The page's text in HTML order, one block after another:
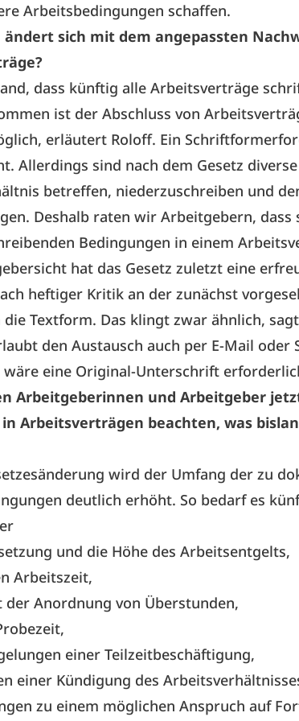
Arbeitsbedingungen schaffen.
ändert sich mit dem angepassten
dass künftig alle Arbeitsverträge
ist der Abschluss von
erläutert Roloff. Ein
Allerdings sind nach dem Gesetz
betreffen, niederzuschreiben und
Deshalb raten wir Arbeitgebern, dass
Bedingungen in einem
hat das Gesetz zuletzt eine
heftiger Kritik an der zunächst
Textform. Das klingt zwar ähnlich,
den Austausch auch per E-Mail oder
eine Original-Unterschrift
Arbeitgeberinnen und Arbeitgeber
Arbeitsverträgen beachten, was
wird der Umfang der zu
deutlich erhöht. So bedarf es
und die Höhe des Arbeitsentgelts,
Arbeitszeit,
der Anordnung von Überstunden,
einer Teilzeitbeschäftigung,
einer Kündigung des
zu einem möglichen Anspruch auf